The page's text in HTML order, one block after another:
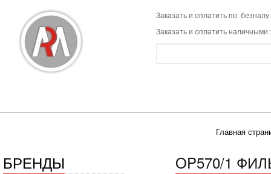
Заказать и оплатить по
Заказать и оплатить наличными
Главная
БРЕНДЫ
OP570/1